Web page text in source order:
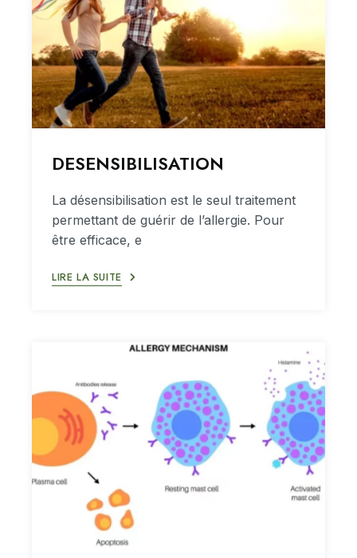
DESENSIBILISATION
La désensibilisation est le seul traitement
permettant de guérir de l’allergie. Pour
être efficace, e
LIRE LA SUITE